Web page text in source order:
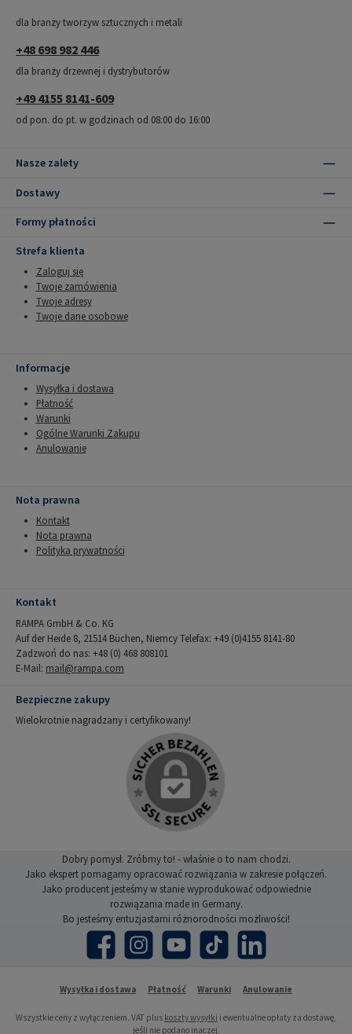
dla branży tworzyw sztucznych i metali
+48 698 982 446
dla branży drzewnej i dystrybutorów
+49 4155 8141-609
od pon. do pt. w godzinach od 08:00 do 16:00
Nasze zalety
Dostawy
Formy płatności
Strefa klienta
Zaloguj się
Twoje zamówienia
Twoje adresy
Twoje dane osobowe
Informacje
Wysyłka i dostawa
Płatność
Warunki
Ogólne Warunki Zakupu
Anulowanie
Nota prawna
Kontakt
Nota prawna
Polityka prywatności
Kontakt
RAMPA GmbH & Co. KG
Auf der Heide 8, 21514 Büchen, Niemcy Telefax: +49 (0)4155 8141-80
Zadzwoń do nas: +48 (0) 468 808101
E-Mail: mail@rampa.com
Bezpieczne zakupy
Wielokrotnie nagradzany i certyfikowany!
Dobry pomysł. Zróbmy to! - właśnie o to nam chodzi.
Jako ekspert pomagamy opracować rozwiązania w zakresie połączeń.
Jako producent jesteśmy w stanie wyprodukować odpowiednie
rozwiązania made in Germany.
Bo jesteśmy entuzjastami różnorodności możliwości!
Facebook Instagram YouTube TikTok LinkedIn
Wysyłka i dostawa Płatność Warunki Anulowanie
Wszystkie ceny z wyłączeniem. VAT plus koszty wysyłki i ewentualne opłaty za dostawę,
jeśli nie podano inaczej.